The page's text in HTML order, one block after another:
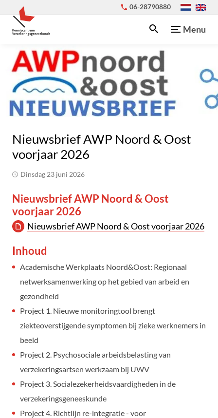
06-28790880
Menu
Nieuwsbrief AWP Noord & Oost
voorjaar 2026
dinsdag 23 juni 2026
Nieuwsbrief AWP Noord & Oost
voorjaar 2026
Nieuwsbrief AWP Noord & Oost voorjaar 2026
Inhoud
Academische Werkplaats Noord&Oost: Regionaal
netwerksamenwerking op het gebied van arbeid en
gezondheid
Project 1. Nieuwe monitoringtool brengt
ziekteoverstijgende symptomen bij zieke werknemers in
beeld
Project 2. Psychosociale arbeidsbelasting van
verzekeringsartsen werkzaam bij UWV
Project 3. Socialezekerheidsvaardigheden in de
verzekeringsgeneeskunde
Project 4. Richtlijn re-integratie - voor